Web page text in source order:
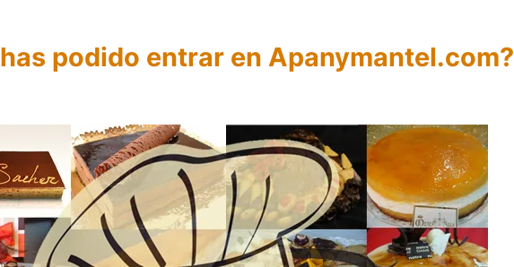
podido entrar en Apanymantel.com?